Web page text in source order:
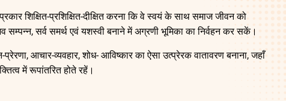
शिक्षित-प्रशिक्षित-दीक्षित करना कि वे स्वयं के साथ समाज जीवन को
सम्पन्न, सर्व समर्थ एवं यशस्वी बनाने में अग्रणी भूमिका का निर्वहन कर सकें।
प्रेरणा, आचार-व्यवहार, शोध- आविष्कार का ऐसा उत्प्रेरक वातावरण बनाना, जहाँ
में रूपांतरित होते रहें।